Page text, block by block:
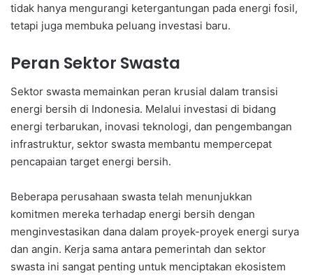
tidak hanya mengurangi ketergantungan pada energi fosil,
tetapi juga membuka peluang investasi baru.
Peran Sektor Swasta
Sektor swasta memainkan peran krusial dalam transisi
energi bersih di Indonesia. Melalui investasi di bidang
energi terbarukan, inovasi teknologi, dan pengembangan
infrastruktur, sektor swasta membantu mempercepat
pencapaian target energi bersih.
Beberapa perusahaan swasta telah menunjukkan
komitmen mereka terhadap energi bersih dengan
menginvestasikan dana dalam proyek-proyek energi surya
dan angin. Kerja sama antara pemerintah dan sektor
swasta ini sangat penting untuk menciptakan ekosistem